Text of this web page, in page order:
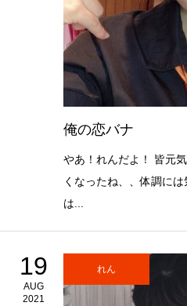
俺の恋バナ
やあ！れんだよ！ 皆元
くなったね、、体調に
は...
19
AUG
2021
れん